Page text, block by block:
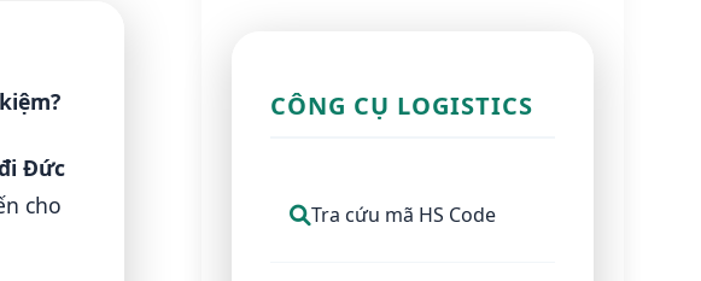
Đức
cho
CÔNG CỤ LOGISTICS
Tra cứu mã HS Code